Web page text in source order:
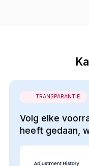
TRANSPARANTIE
Volg elke
heeft gedaan,